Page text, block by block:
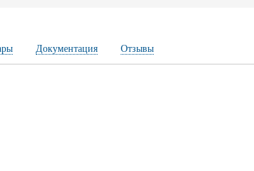
Документация Отзывы